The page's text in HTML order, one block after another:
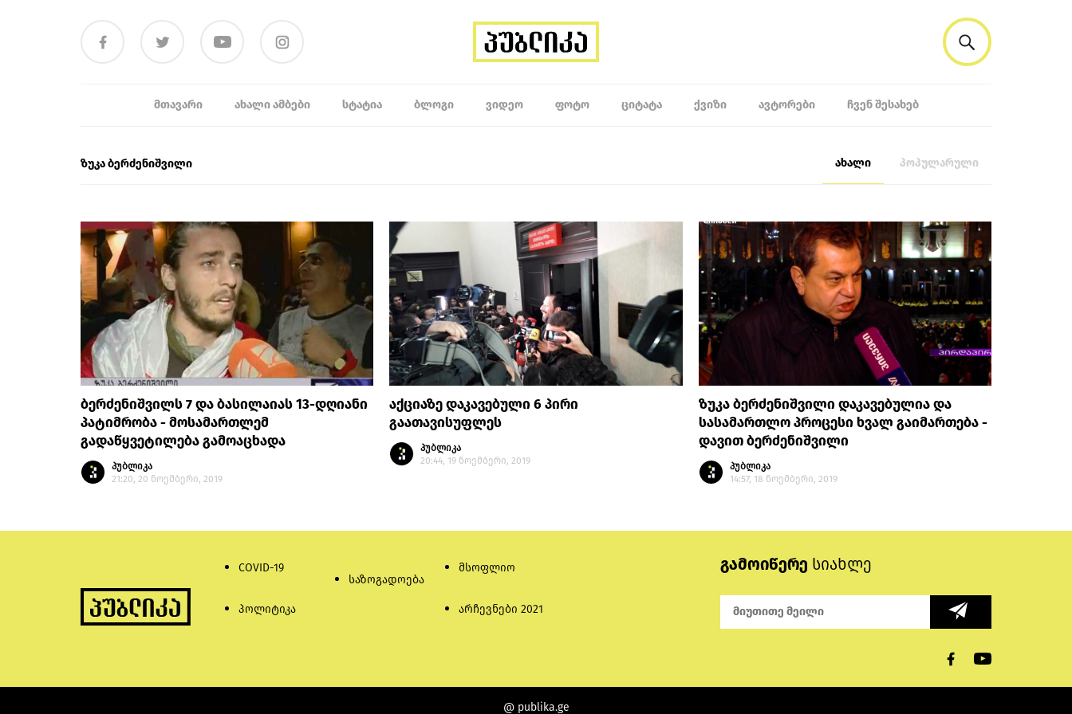
ᲛᲗᲐᲕᲐᲠᲘ ᲐᲮᲐᲚᲘ ᲐᲛᲑᲔᲑᲘ ᲡᲢᲐᲢᲘᲐ ᲑᲚᲝᲒᲘ ᲕᲘᲓᲔᲝ ᲤᲝᲢᲝ ᲪᲘᲢᲐᲢᲐ ᲥᲕᲘᲖᲘ ᲐᲕᲢᲝᲠᲔᲑᲘ ᲩᲕᲔᲜ ᲨᲔᲡᲐᲮᲔᲑ
ზუკა ბერძენიშვილი ახალი პოპულარული
ბერძენიშვილს 7 და ბასილაიას 13-დღიანი
პატიმრობა - მოსამართლემ
გადაწყვეტილება გამოაცხადა
პუბლიკა
21:20, 20 ნოემბერი, 2019
აქციაზე დაკავებული 6 პირი
გაათავისუფლეს
პუბლიკა
20:44, 19 ნოემბერი, 2019
ზუკა ბერძენიშვილი დაკავებულია და
სასამართლო პროცესი ხვალ გაიმართება -
დავით ბერძენიშვილი
პუბლიკა
14:57, 18 ნოემბერი, 2019
COVID-19
პოლიტიკა
საზოგადოება
მსოფლიო
არჩევნები 2021
გამოიწერე სიახლე
@ publika.ge